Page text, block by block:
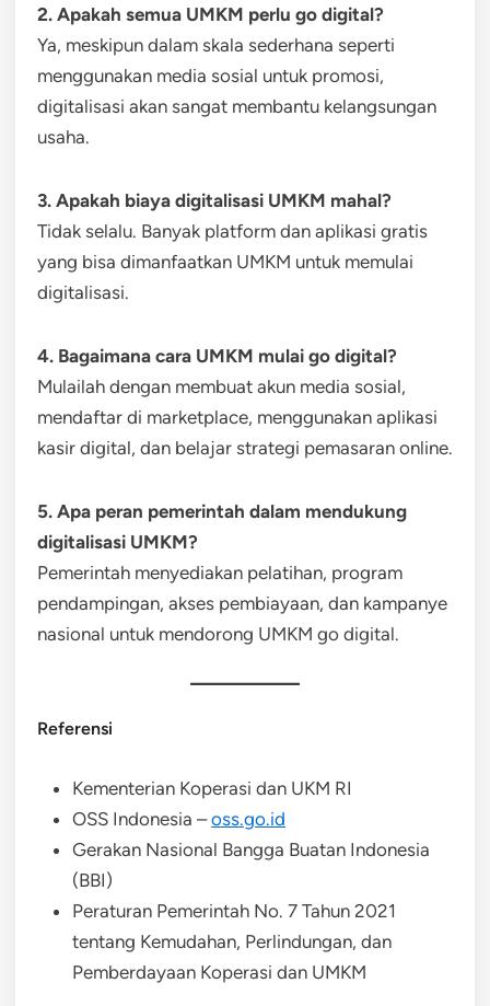
2. Apakah semua UMKM perlu go digital?
Ya, meskipun dalam skala sederhana seperti
menggunakan media sosial untuk promosi,
digitalisasi akan sangat membantu kelangsungan
usaha.
3. Apakah biaya digitalisasi UMKM mahal?
Tidak selalu. Banyak platform dan aplikasi gratis
yang bisa dimanfaatkan UMKM untuk memulai
digitalisasi.
4. Bagaimana cara UMKM mulai go digital?
Mulailah dengan membuat akun media sosial,
mendaftar di marketplace, menggunakan aplikasi
kasir digital, dan belajar strategi pemasaran online.
5. Apa peran pemerintah dalam mendukung
digitalisasi UMKM?
Pemerintah menyediakan pelatihan, program
pendampingan, akses pembiayaan, dan kampanye
nasional untuk mendorong UMKM go digital.
Referensi
Kementerian Koperasi dan UKM RI
OSS Indonesia –oss.go.id
Gerakan Nasional Bangga Buatan Indonesia
(BBI)
Peraturan Pemerintah No. 7 Tahun 2021
tentang Kemudahan, Perlindungan, dan
Pemberdayaan Koperasi dan UMKM